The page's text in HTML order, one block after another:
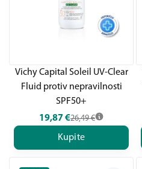
Vichy Capital Soleil UV-Clear
Fluid protiv nepravilnosti
SPF50+
19,87 €26,49 €
Kupite